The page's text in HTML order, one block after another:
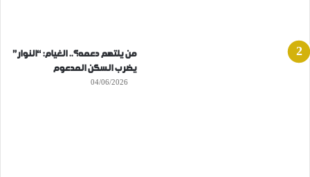
من يلتهم دعمه؟.. الغيام: “النوار”
يضرب السكن المدعوم
04/06/2026